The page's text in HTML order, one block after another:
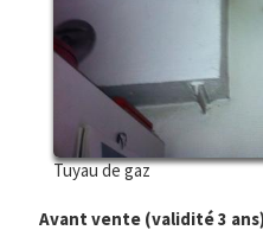
Tuyau de gaz
Avant vente (validité 3